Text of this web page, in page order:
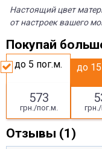
Настоящий цвет
от настроек вашего
Покупай
до 5 пог.м.
573
грн./пог.м.
до 15
грн./
Отзывы (1)